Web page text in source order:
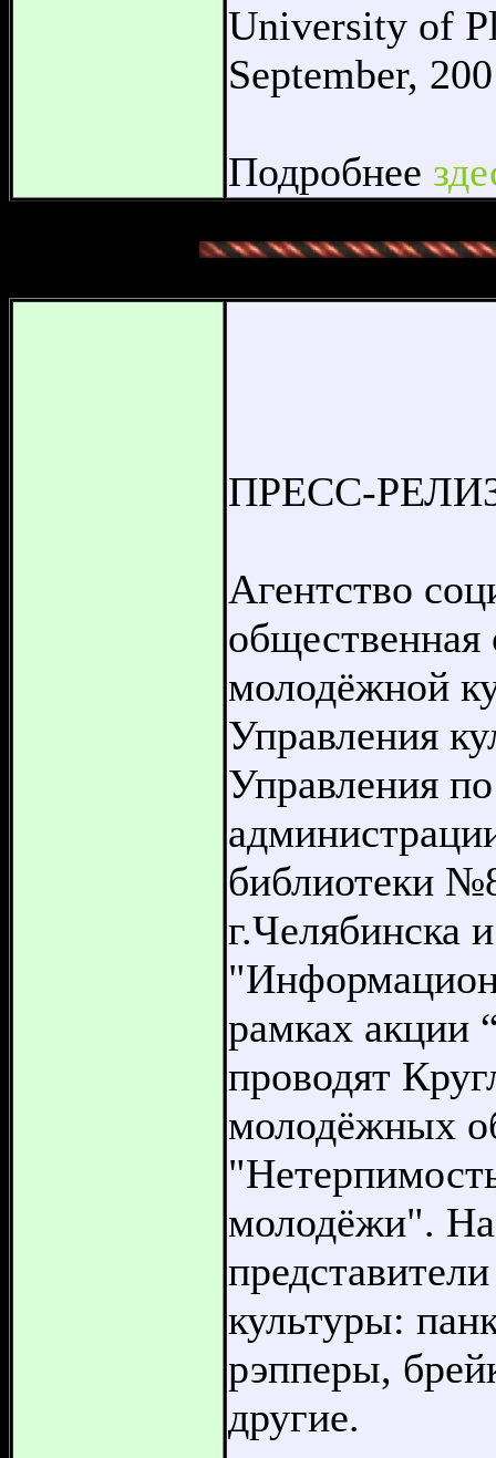
University of
September,
Подробнее
ПРЕСС-
Агентство
общественная
молодёжной
Управления
Управления
библиотеки
г.Челябинска
рамках акции
проводят
молодёжных
молодёжи".
культуры:
рэпперы,
другие.